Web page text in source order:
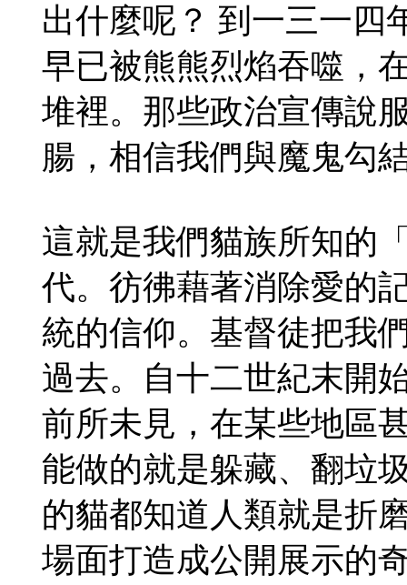
出什麼呢？ 到一三一四
早已被熊熊烈焰吞噬，
堆裡。那些政治宣傳說
腸，相信我們與魔鬼勾
這就是我們貓族所知的
代。彷彿藉著消除愛的
統的信仰。基督徒把我
過去。自十二世紀末開
前所未見，在某些地區
能做的就是躲藏、翻垃
的貓都知道人類就是折
場面打造成公開展示的